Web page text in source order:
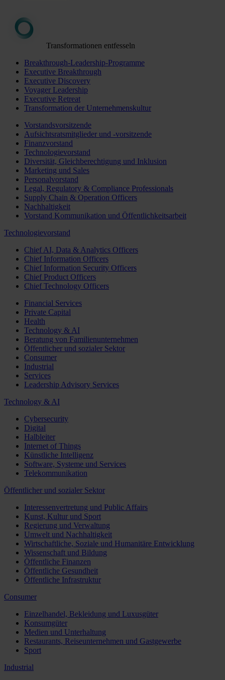
Transformationen entfesseln
Breakthrough-Leadership-Programme
Executive Breakthrough
Executive Discovery
Voyager Leadership
Executive Retreat
Transformation der Unternehmenskultur
Vorstandsvorsitzende
Aufsichtsratsmitglieder und -vorsitzende
Finanzvorstand
Technologievorstand
Diversität, Gleichberechtigung und Inklusion
Marketing und Sales
Personalvorstand
Legal, Regulatory & Compliance Professionals
Supply Chain & Operation Officers
Nachhaltigkeit
Vorstand Kommunikation und Öffentlichkeitsarbeit
Technologievorstand
Chief AI, Data & Analytics Officers
Chief Information Officers
Chief Information Security Officers
Chief Product Officers
Chief Technology Officers
Financial Services
Private Capital
Health
Technology & AI
Beratung von Familienunternehmen
Öffentlicher und sozialer Sektor
Consumer
Industrial
Services
Leadership Advisory Services
Technology & AI
Cybersecurity
Digital
Halbleiter
Internet of Things
Künstliche Intelligenz
Software, Systeme und Services
Telekommunikation
Öffentlicher und sozialer Sektor
Interessenvertretung und Public Affairs
Kunst, Kultur und Sport
Regierung und Verwaltung
Umwelt und Nachhaltigkeit
Wirtschaftliche, Soziale und Humanitäre Entwicklung
Wissenschaft und Bildung
Öffentliche Finanzen
Öffentliche Gesundheit
Öffentliche Infrastruktur
Consumer
Einzelhandel, Bekleidung und Luxusgüter
Konsumgüter
Medien und Unterhaltung
Restaurants, Reiseunternehmen und Gastgewerbe
Sport
Industrial